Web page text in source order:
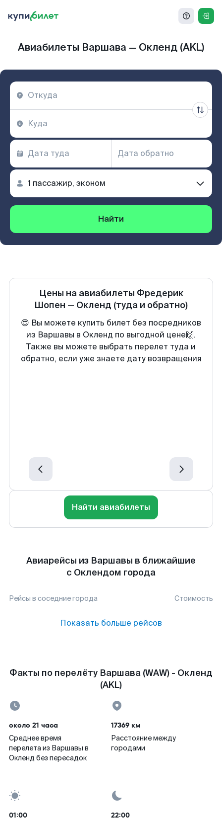
Авиабилеты Варшава — Окленд (AKL)
Найти
Цены на авиабилеты Фредерик
Шопен — Окленд (туда и обратно)
😍 Вы можете купить билет без посредников
из Варшавы в Окленд по выгодной цене🙌.
Также вы можете выбрать перелет туда и
обратно, если уже знаете дату возвращения
Найти авиабилеты
Авиарейсы из Варшавы в ближайшие
с Оклендом города
Рейсы в соседние города Стоимость
Показать больше рейсов
Факты по перелёту Варшава (WAW) - Окленд
(AKL)
около 21 часа
Среднее время
перелета из Варшавы в
Окленд без пересадок
17369 км
Расстояние между
городами
01:00 22:00